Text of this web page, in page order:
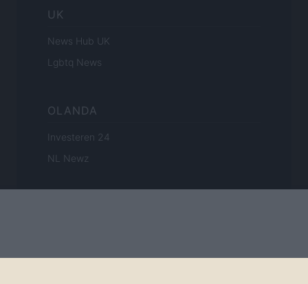
UK
News Hub UK
Lgbtq News
OLANDA
Investeren 24
NL Newz